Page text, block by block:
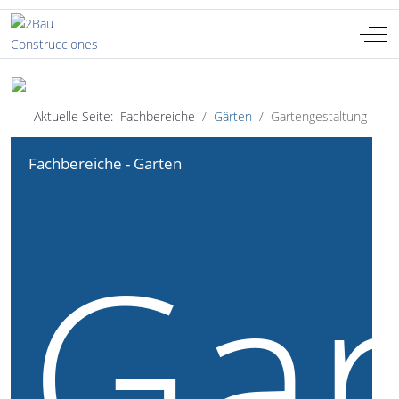
Off-
Aktuelle Seite: Fachbereiche Gärten Gartengestaltung
Sprache auswählen
Fachbereiche - Garten